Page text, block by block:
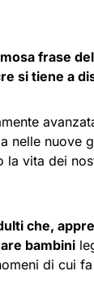
frase
si tiene a
nelle nuove
vita dei
che,
bambini
di cui